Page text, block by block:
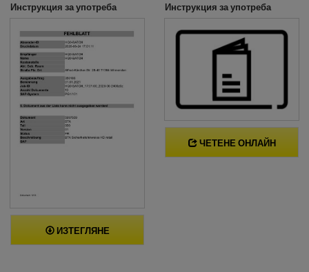
Инструкция за употреба
ИЗТЕГЛЯНЕ
Инструкция за употреба
ЧЕТЕНЕ ОНЛАЙН